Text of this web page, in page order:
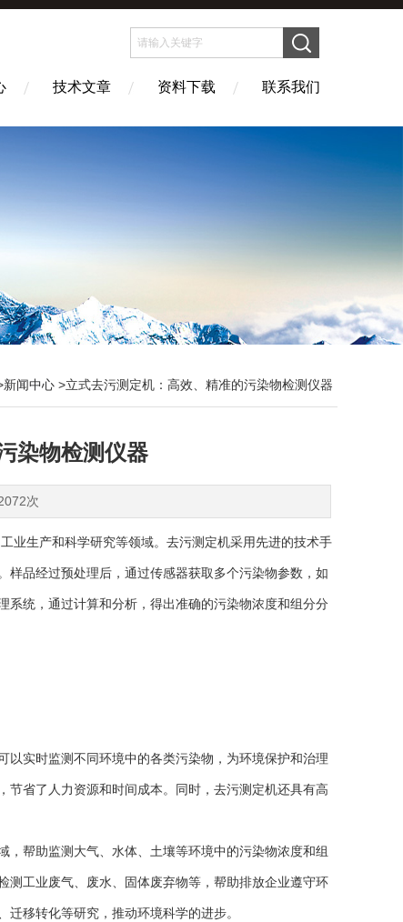
技术文章 资料下载 联系我们
新闻中心 >立式去污测定机：高效、精准的污染物检测仪器
染物检测仪器
次
生产和科学研究等领域。去污测定机采用先进的技术手
品经过预处理后，通过传感器获取多个污染物参数，如
系统，通过计算和分析，得出准确的污染物浓度和组分分
实时监测不同环境中的各类污染物，为环境保护和治理
省了人力资源和时间成本。同时，去污测定机还具有高
帮助监测大气、水体、土壤等环境中的污染物浓度和组
测工业废气、废水、固体废弃物等，帮助排放企业遵守环
移转化等研究，推动环境科学的进步。